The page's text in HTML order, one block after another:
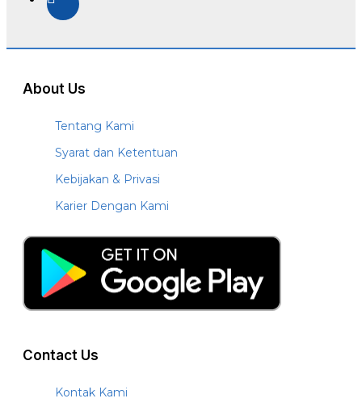
About Us
Tentang Kami
Syarat dan Ketentuan
Kebijakan & Privasi
Karier Dengan Kami
Contact Us
Kontak Kami